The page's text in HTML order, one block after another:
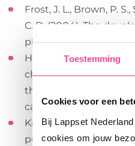
Toestemming
Cookies voor een
Bij Lappset
cookies om jouw
Frost, J. L., Brown, P.
C. D. (2004). The
playgrounds.
Howard, J., & McInnes,
children’s perception
than not play on
care, health and
King, P., & Sills-Jones,
public spaces and the